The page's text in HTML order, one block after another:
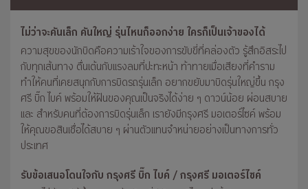
ไม่ว่าจะคันเล็ก คันใหญ่ รุ่นไหนก็ออกง่าย ใครก็เป็นเจ้าของได้
ความสุขของนักบิดคือความเร้าใจของการขับขี่ที่คล่องตัว รู้สึกอิสระไป
กับทุกเส้นทาง ตื่นเต้นกับแรงลมที่ปะทะหน้า ท้าทายเมื่อเสียงที่คำราม
ทำให้คนที่เคยสนุกกับการบิดรถรุ่นเล็ก อยากขยับมาบิดรุ่นใหญ่ขึ้น กรุง
ศรี บิ๊ก ไบค์ พร้อมให้ฝันของคุณเป็นจริงได้ง่าย ๆ ดาวน์น้อย ผ่อนสบาย
และ สำหรับคนที่ต้องการบิดรุ่นเล็ก เรายังมีกรุงศรี มอเตอร์ไซค์ พร้อม
ให้คุณขอสินเชื่อได้สบาย ๆ ผ่านตัวแทนจำหน่ายอย่างเป็นทางการทั่ว
ประเทศ
รับข้อเสนอโดนใจกับ กรุงศรี บิ๊ก ไบค์ / กรุงศรี มอเตอร์ไซค์